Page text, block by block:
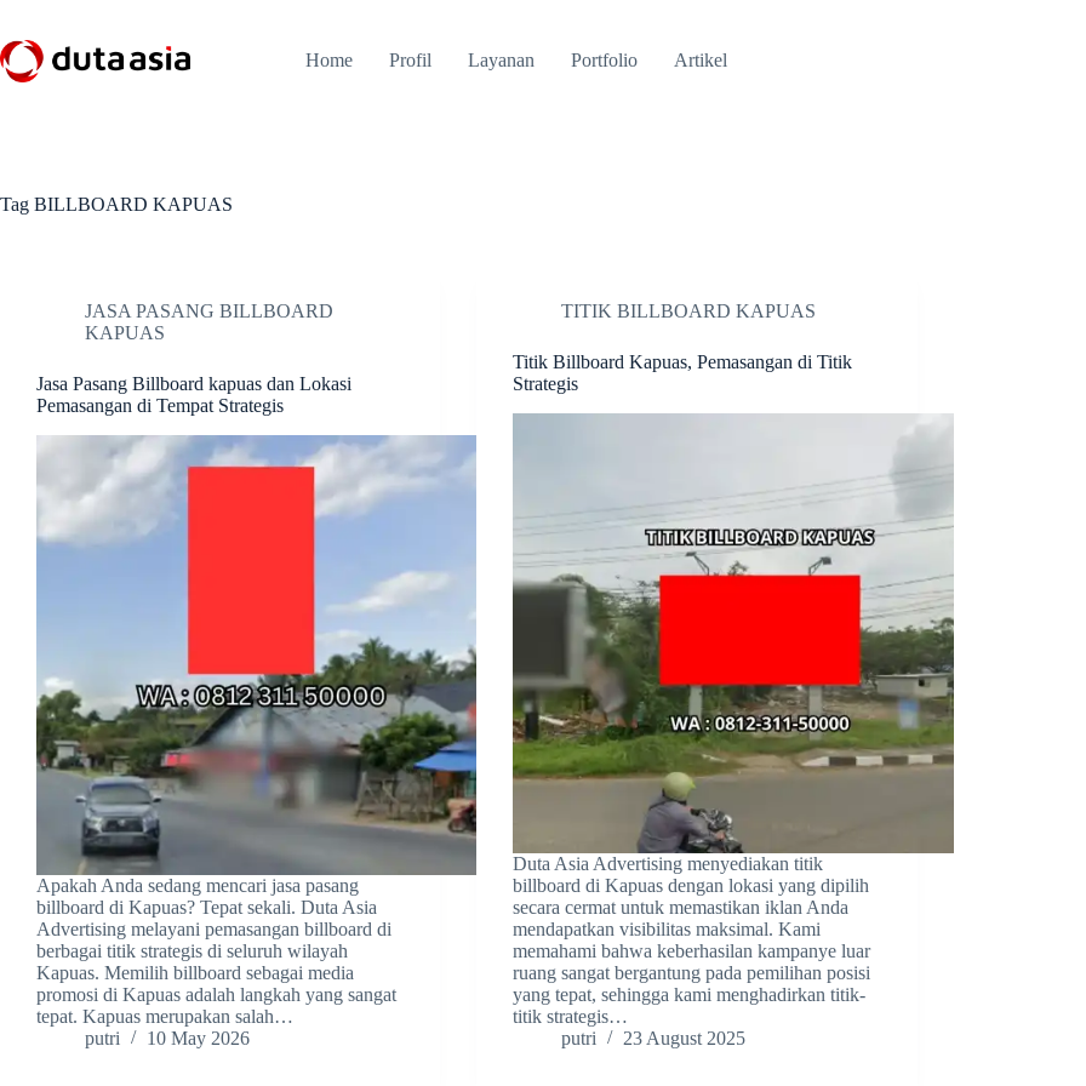
content
Home Profil Layanan Portfolio Artikel
Tag BILLBOARD KAPUAS
JASA PASANG BILLBOARD
KAPUAS
Jasa Pasang Billboard kapuas dan Lokasi
Pemasangan di Tempat Strategis
Apakah Anda sedang mencari jasa pasang
billboard di Kapuas? Tepat sekali. Duta Asia
Advertising melayani pemasangan billboard di
berbagai titik strategis di seluruh wilayah
Kapuas. Memilih billboard sebagai media
promosi di Kapuas adalah langkah yang sangat
tepat. Kapuas merupakan salah…
putri
10 May 2026
TITIK BILLBOARD KAPUAS
Titik Billboard Kapuas, Pemasangan di Titik
Strategis
Duta Asia Advertising menyediakan titik
billboard di Kapuas dengan lokasi yang dipilih
secara cermat untuk memastikan iklan Anda
mendapatkan visibilitas maksimal. Kami
memahami bahwa keberhasilan kampanye luar
ruang sangat bergantung pada pemilihan posisi
yang tepat, sehingga kami menghadirkan titik-
titik strategis…
putri
23 August 2025